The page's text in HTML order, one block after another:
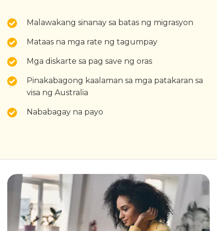
Malawakang sinanay sa batas ng migrasyon
Mataas na mga rate ng tagumpay
Mga diskarte sa pag save ng oras
Pinakabagong kaalaman sa mga patakaran sa
visa ng Australia
Nababagay na payo